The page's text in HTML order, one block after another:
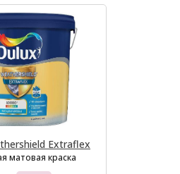
Extraflex
матовая краска